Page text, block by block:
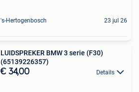
's-Hertogenbosch 23 jul 26
LUIDSPREKER BMW 3 serie (F30)
(65139226357)
€ 34,00 Details